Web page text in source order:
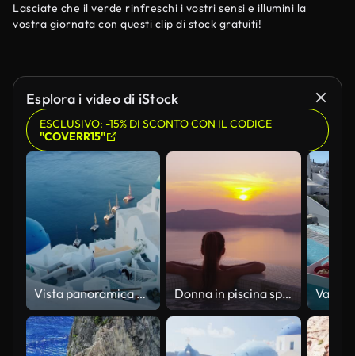
Lasciate che il verde rinfreschi i vostri sensi e illumini la
vostra giornata con questi clip di stock gratuiti!
Esplora i video di iStock
ESCLUSIVO: -15% DI SCONTO CON IL CODICE
"COVERR15"
Vista panoramica della città di Oia sull'isola di Santorini con vista sul mare Donna in piscina spa godendo tramonto su mare viaggi di vacanza di lusso a Santorini, Grecia, Europa. Ragazza in bikini che guarda una splendida vista del tramonto godendosi le sue vacanze all'hotel del resort.